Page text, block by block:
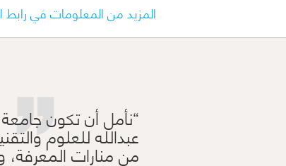
المزيد من المعلومات في رابط
نأمل أن تكون
عبدالله للعلوم
من منارات المعرفة،